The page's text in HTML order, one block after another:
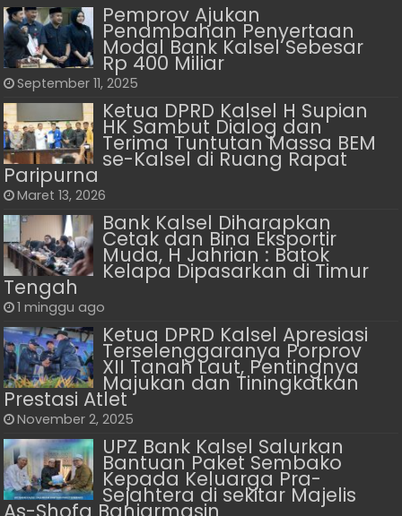
Pemprov Ajukan
Penambahan Penyertaan
Modal Bank Kalsel Sebesar
Rp 400 Miliar
September 11, 2025
Ketua DPRD Kalsel H Supian
HK Sambut Dialog dan
Terima Tuntutan Massa BEM
se-Kalsel di Ruang Rapat
Paripurna
Maret 13, 2026
Bank Kalsel Diharapkan
Cetak dan Bina Eksportir
Muda, H Jahrian : Batok
Kelapa Dipasarkan di Timur
Tengah
1 minggu ago
Ketua DPRD Kalsel Apresiasi
Terselenggaranya Porprov
XII Tanah Laut, Pentingnya
Majukan dan Tiningkatkan
Prestasi Atlet
November 2, 2025
UPZ Bank Kalsel Salurkan
Bantuan Paket Sembako
Kepada Keluarga Pra-
Sejahtera di sekitar Majelis
As-Shofa Banjarmasin